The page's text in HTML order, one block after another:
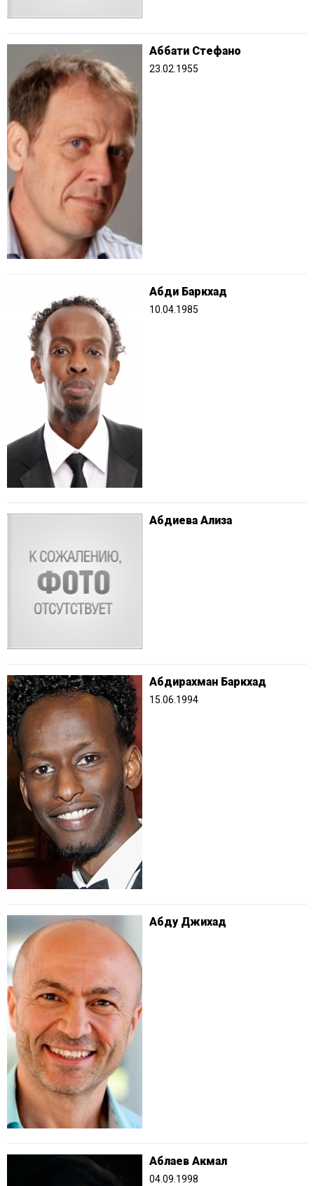
Аббати Стефано
23.02.1955
Абди Баркхад
10.04.1985
Абдиева Ализа
Абдирахман Баркхад
15.06.1994
Абду Джихад
Аблаев Акмал
04.09.1998